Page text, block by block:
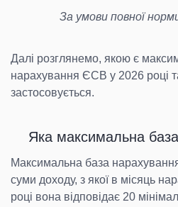
За умови повної
Далі розглянемо, якою є
нарахування ЄСВ у 2026 році
застосовується.
Яка максимальна
Максимальна база
суми доходу, з якої в місяць
році вона відповідає 20